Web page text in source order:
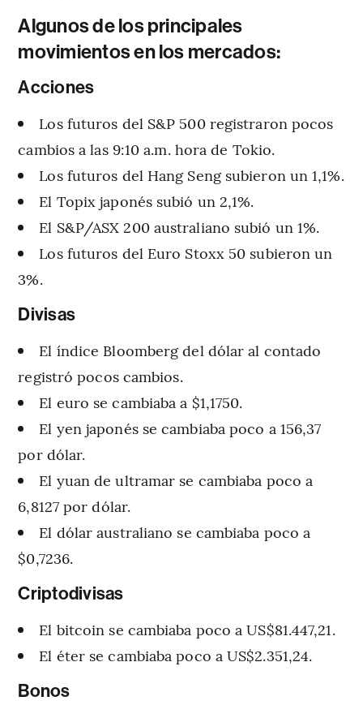
Algunos de los principales
movimientos en los mercados:
Acciones
Los futuros del S&P 500 registraron pocos
cambios a las 9:10 a.m. hora de Tokio.
Los futuros del Hang Seng subieron un 1,1%.
El Topix japonés subió un 2,1%.
El S&P/ASX 200 australiano subió un 1%.
Los futuros del Euro Stoxx 50 subieron un
3%.
Divisas
El índice Bloomberg del dólar al contado
registró pocos cambios.
El euro se cambiaba a $1,1750.
El yen japonés se cambiaba poco a 156,37
por dólar.
El yuan de ultramar se cambiaba poco a
6,8127 por dólar.
El dólar australiano se cambiaba poco a
$0,7236.
Criptodivisas
El bitcoin se cambiaba poco a US$81.447,21.
El éter se cambiaba poco a US$2.351,24.
Bonos